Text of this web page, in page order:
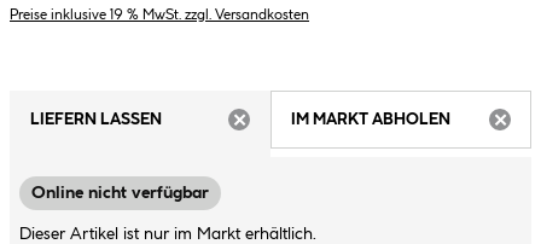
Preise inklusive 19 % MwSt. zzgl. Versandkosten
LIEFERN LASSEN
IM MARKT ABHOLEN
Online nicht verfügbar
Dieser Artikel ist nur im Markt erhältlich.